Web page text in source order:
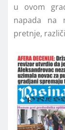
u ovom
napada na
pretnje,